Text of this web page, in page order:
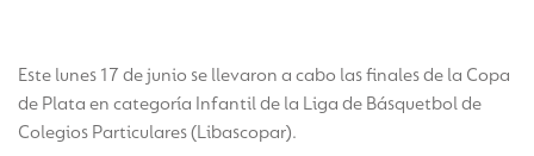
Este lunes 17 de junio se llevaron a cabo las finales de la Copa
de Plata en categoría Infantil de la Liga de Básquetbol de
Colegios Particulares (Libascopar).